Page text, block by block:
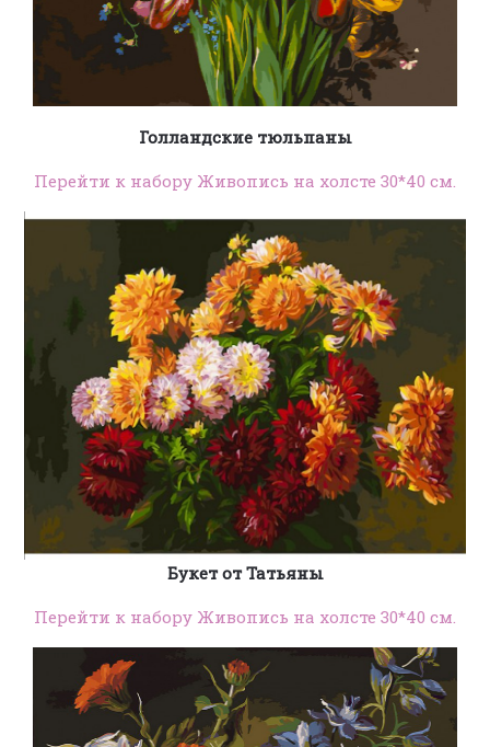
Голландские тюльпаны
Перейти к набору Живопись на холсте 30*40 см.
Букет от Татьяны
Перейти к набору Живопись на холсте 30*40 см.